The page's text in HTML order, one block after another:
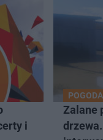
i
POGODA
Zalane